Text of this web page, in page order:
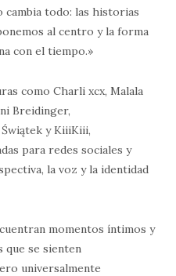
todo: las historias
al centro y la forma
con el tiempo.»
como Charli xcx, Malala
Breidinger,
y KiiiKiii,
para redes sociales y
la voz y la identidad
momentos íntimos y
que se sienten
universalmente